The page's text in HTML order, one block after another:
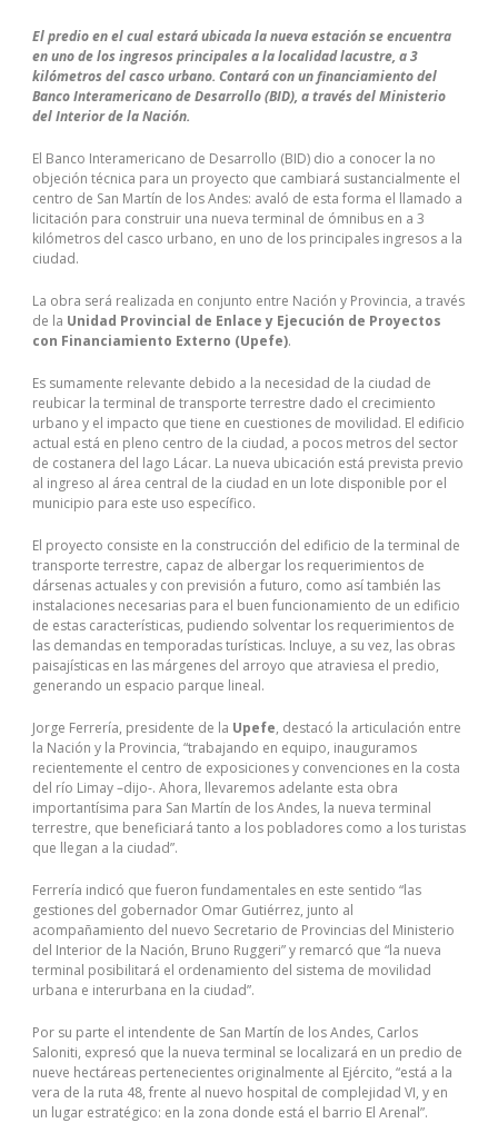
El predio en el cual estará ubicada la nueva estación se encuentra
en uno de los ingresos principales a la localidad lacustre, a 3
kilómetros del casco urbano. Contará con un financiamiento del
Banco Interamericano de Desarrollo (BID), a través del Ministerio
del Interior de la Nación.
El Banco Interamericano de Desarrollo (BID) dio a conocer la no
objeción técnica para un proyecto que cambiará sustancialmente el
centro de San Martín de los Andes: avaló de esta forma el llamado a
licitación para construir una nueva terminal de ómnibus en a 3
kilómetros del casco urbano, en uno de los principales ingresos a la
ciudad.
La obra será realizada en conjunto entre Nación y Provincia, a través
de la Unidad Provincial de Enlace y Ejecución de Proyectos
con Financiamiento Externo (Upefe).
Es sumamente relevante debido a la necesidad de la ciudad de
reubicar la terminal de transporte terrestre dado el crecimiento
urbano y el impacto que tiene en cuestiones de movilidad. El edificio
actual está en pleno centro de la ciudad, a pocos metros del sector
de costanera del lago Lácar. La nueva ubicación está prevista previo
al ingreso al área central de la ciudad en un lote disponible por el
municipio para este uso específico.
El proyecto consiste en la construcción del edificio de la terminal de
transporte terrestre, capaz de albergar los requerimientos de
dársenas actuales y con previsión a futuro, como así también las
instalaciones necesarias para el buen funcionamiento de un edificio
de estas características, pudiendo solventar los requerimientos de
las demandas en temporadas turísticas. Incluye, a su vez, las obras
paisajísticas en las márgenes del arroyo que atraviesa el predio,
generando un espacio parque lineal.
Jorge Ferrería, presidente de la Upefe, destacó la articulación entre
la Nación y la Provincia, “trabajando en equipo, inauguramos
recientemente el centro de exposiciones y convenciones en la costa
del río Limay –dijo-. Ahora, llevaremos adelante esta obra
importantísima para San Martín de los Andes, la nueva terminal
terrestre, que beneficiará tanto a los pobladores como a los turistas
que llegan a la ciudad”.
Ferrería indicó que fueron fundamentales en este sentido “las
gestiones del gobernador Omar Gutiérrez, junto al
acompañamiento del nuevo Secretario de Provincias del Ministerio
del Interior de la Nación, Bruno Ruggeri” y remarcó que “la nueva
terminal posibilitará el ordenamiento del sistema de movilidad
urbana e interurbana en la ciudad”.
Por su parte el intendente de San Martín de los Andes, Carlos
Saloniti, expresó que la nueva terminal se localizará en un predio de
nueve hectáreas pertenecientes originalmente al Ejército, “está a la
vera de la ruta 48, frente al nuevo hospital de complejidad VI, y en
un lugar estratégico: en la zona donde está el barrio El Arenal”.